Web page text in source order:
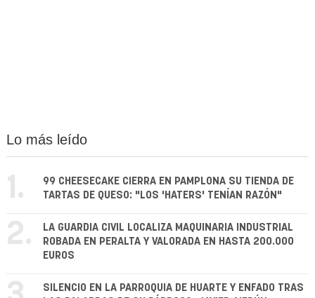
Lo más leído
1.
99 CHEESECAKE CIERRA EN PAMPLONA SU TIENDA DE
TARTAS DE QUESO: "LOS 'HATERS' TENÍAN RAZÓN"
2.
LA GUARDIA CIVIL LOCALIZA MAQUINARIA INDUSTRIAL
ROBADA EN PERALTA Y VALORADA EN HASTA 200.000
EUROS
SILENCIO EN LA PARROQUIA DE HUARTE Y ENFADO TRAS